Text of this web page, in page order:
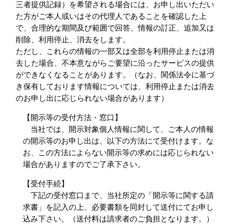
三者提供記録）を希望される場合には、お申し出いただい
た方がご本人或いはその代理人であることを確認した上
で、合理的な期間及び範囲で回答、情報の訂正、追加又は
削除、利用停止、消去をします。
ただし、これらの情報の一部又は全部を利用停止または消
去した場合、不本意ながらご要望に沿ったサービスの提供
ができなくなることがあります。（なお、関係法令に基づ
き保有しております情報については、利用停止または消去
のお申し出に応じられない場合があります）
【開示等の受付方法・窓口】
当社では、開示対象個人情報に関して、ご本人の情報
の開示等のお申し出は、以下の方法にて受付けます。な
お、この方法によらない開示等の求めには応じられない
場合がありますのでご了承下さい。
【受付手続】
下記の受付窓口まで、当社所定の「開示等に関する請
求書」を記入の上、必要書類を同封して送付にてお申し
込み下さい。（送付料は請求者のご負担となります。）